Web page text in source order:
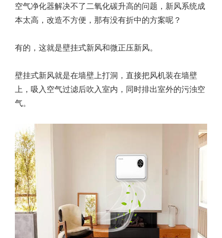
空气净化器解决不了二氧化碳升高的问题，新风系统成
本太高，改造不方便，那有没有折中的方案呢？
有的，这就是壁挂式新风和微正压新风。
壁挂式新风就是在墙壁上打洞，直接把风机装在墙壁
上，吸入空气过滤后吹入室内，同时排出室外的污浊空
气。